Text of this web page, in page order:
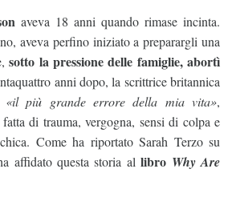
aveva 18 anni quando rimase incinta.
aveva perfino iniziato a preparargli una
sotto la pressione delle famiglie, abortì
anni dopo, la scrittrice britannica
«il più grande errore della mia vita»,
di trauma, vergogna, sensi di colpa e
Come ha riportato Sarah Terzo su
affidato questa storia allibro Why Are